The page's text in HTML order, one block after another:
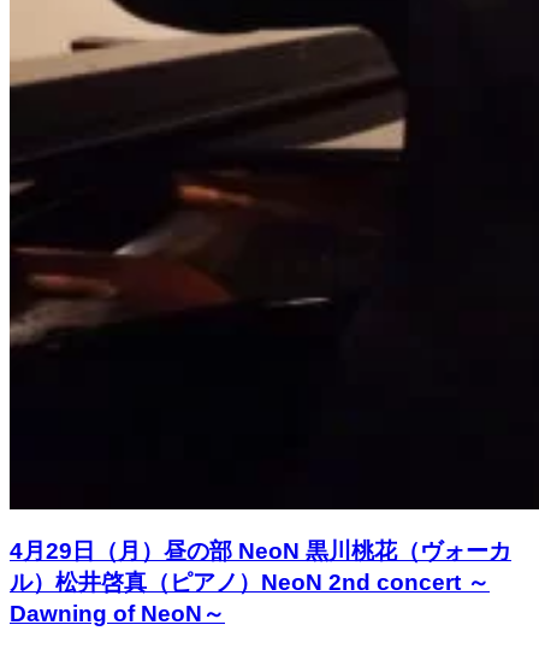
4月29日（月）昼の部 NeoN 黒川桃花（ヴォーカ
ル）松井啓真（ピアノ）NeoN 2nd concert ～
Dawning of NeoN～